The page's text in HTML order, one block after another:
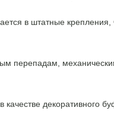
в штатные
перепадам,
декоративного